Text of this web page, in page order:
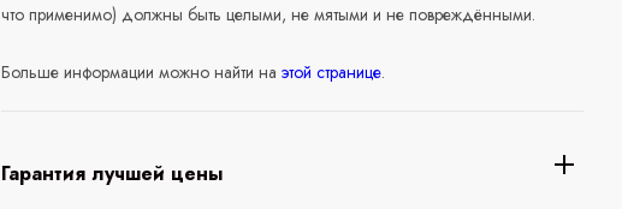
что применимо) должны быть целыми, не мятыми и не повреждёнными.
Больше информации можно найти наэтой странице.
Гарантия лучшей цены